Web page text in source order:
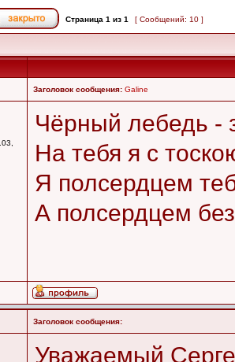
Страница 1 из 1 [ Сообщений: 10 ]
Заголовок сообщения: Galine
Чёрный лебедь -
На тебя я с
Я полсердцем
А полсердцем
Заголовок сообщения:
Уважаемый